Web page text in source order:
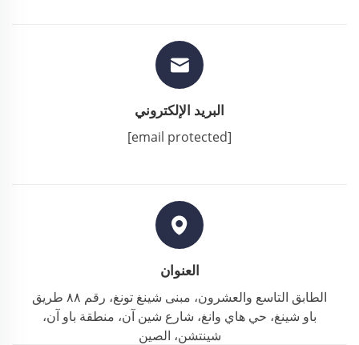
البريد الإلكتروني
[email protected]
العنوان
الطابق التاسع والعشرون، مبنى شينغ تونغ، رقم ٨٨ طريق
باو شينغ، حي هاي وانغ، شارع شين آن، منطقة باو آن،
شينتشن، الصين